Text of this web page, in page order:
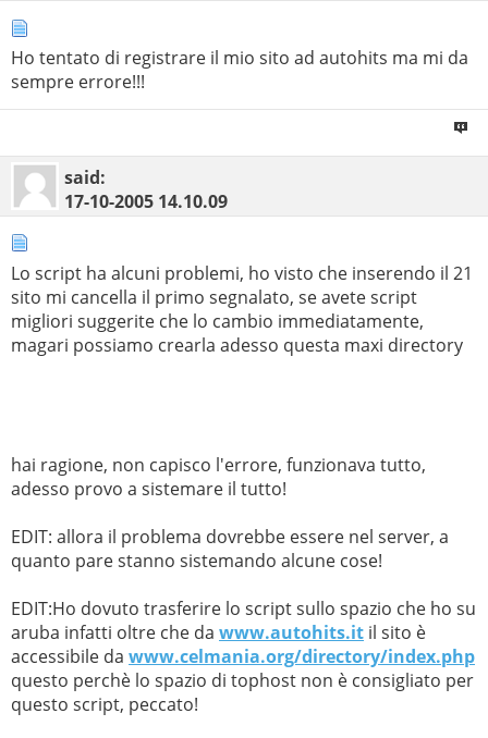
Ho tentato di registrare il mio sito ad autohits ma mi da
sempre errore!!!
said:
17-10-2005 14.10.09
Lo script ha alcuni problemi, ho visto che inserendo il 21
sito mi cancella il primo segnalato, se avete script
migliori suggerite che lo cambio immediatamente,
magari possiamo crearla adesso questa maxi directory
hai ragione, non capisco l'errore, funzionava tutto,
adesso provo a sistemare il tutto!
EDIT: allora il problema dovrebbe essere nel server, a
quanto pare stanno sistemando alcune cose!
EDIT:Ho dovuto trasferire lo script sullo spazio che ho su
aruba infatti oltre che da www.autohits.it il sito è
accessibile da www.celmania.org/directory/index.php
questo perchè lo spazio di tophost non è consigliato per
questo script, peccato!